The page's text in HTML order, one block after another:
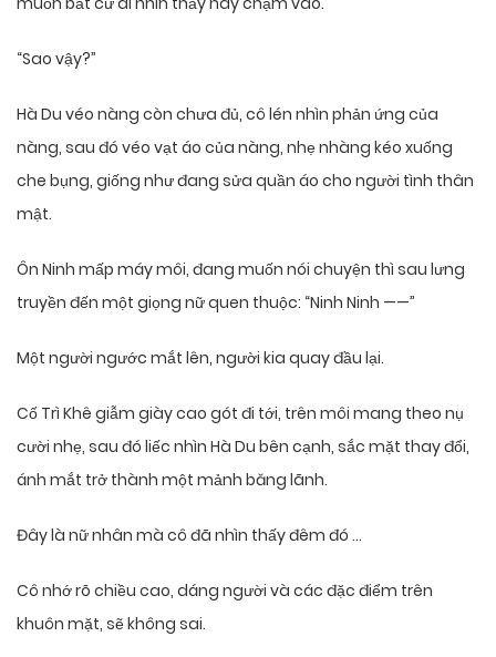
“Sao vậy?”
Hà Du véo nàng còn chưa đủ, cô lén nhìn phản ứng của
nàng, sau đó véo vạt áo của nàng, nhẹ nhàng kéo xuống
che bụng, giống như đang sửa quần áo cho người tình thân
mật.
Ôn Ninh mấp máy môi, đang muốn nói chuyện thì sau lưng
truyền đến một giọng nữ quen thuộc: “Ninh Ninh ——”
Một người ngước mắt lên, người kia quay đầu lại.
Cố Trì Khê giẫm giày cao gót đi tới, trên môi mang theo nụ
cười nhẹ, sau đó liếc nhìn Hà Du bên cạnh, sắc mặt thay đổi,
ánh mắt trở thành một mảnh băng lãnh.
Đây là nữ nhân mà cô đã nhìn thấy đêm đó …
Cô nhớ rõ chiều cao, dáng người và các đặc điểm trên
khuôn mặt, sẽ không sai.